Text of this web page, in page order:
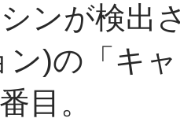
ンが検出
ン)の「キ
目。